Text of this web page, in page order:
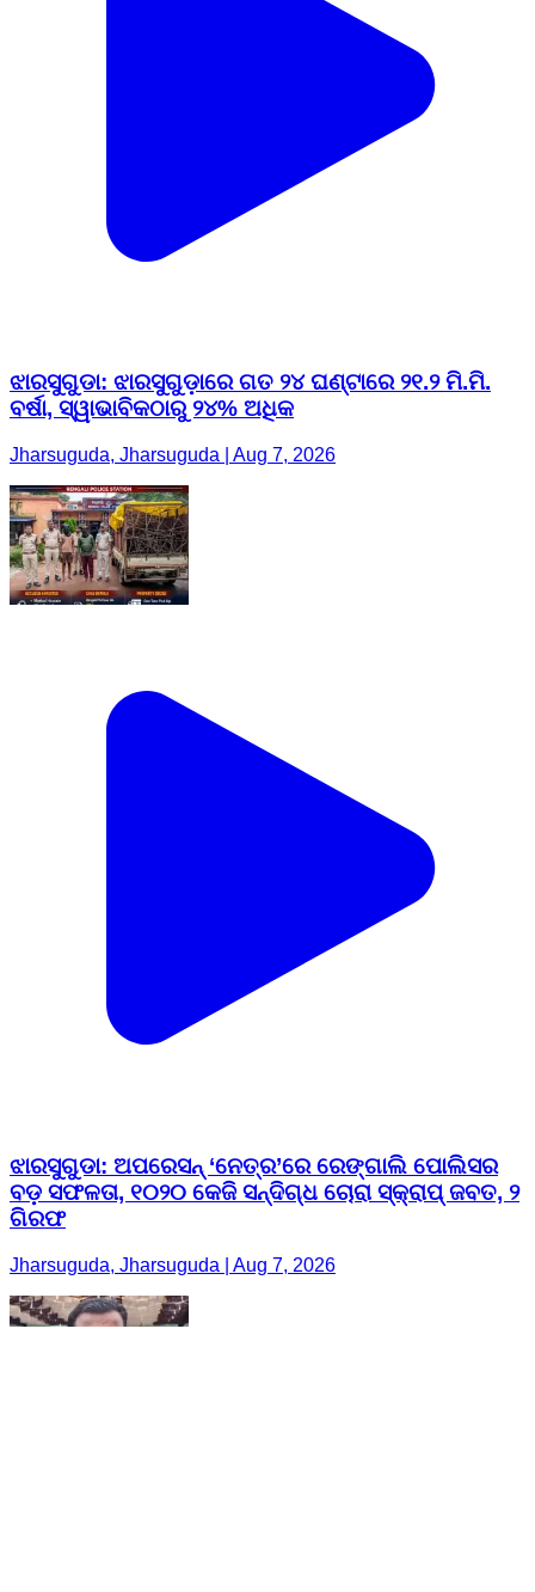
ଝାରସୁଗୁଡା: ଝାରସୁଗୁଡ଼ାରେ ଗତ ୨୪ ଘଣ୍ଟାରେ ୨୧.୨ ମି.ମି.
ବର୍ଷା, ସ୍ୱାଭାବିକଠାରୁ ୨୪% ଅଧିକ
Jharsuguda, Jharsuguda | Aug 7, 2026
ଝାରସୁଗୁଡା: ଅପରେସନ୍ ‘ନେତ୍ର’ରେ ରେଙ୍ଗାଲି ପୋଲିସର
ବଡ଼ ସଫଳତା, ୧୦୨୦ କେଜି ସନ୍ଦିଗ୍ଧ ଚୋରା ସ୍କ୍ରାପ୍ ଜବତ, ୨
ଗିରଫ
Jharsuguda, Jharsuguda | Aug 7, 2026